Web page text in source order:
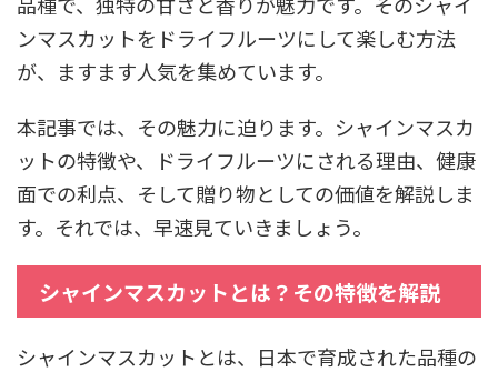
ンマスカットをドライフルーツにして楽しむ方法
が、ますます人気を集めています。
本記事では、その魅力に迫ります。シャインマスカ
ットの特徴や、ドライフルーツにされる理由、健康
面での利点、そして贈り物としての価値を解説しま
す。それでは、早速見ていきましょう。
シャインマスカットとは？その特徴を解説
シャインマスカットとは、日本で育成された品種の